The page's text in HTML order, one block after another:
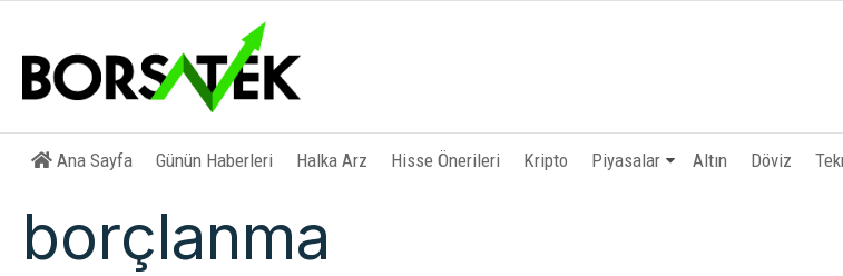
Ana Sayfa Günün Haberleri Halka Arz Hisse Önerileri Kripto Piyasalar Altın Döviz
borçlanma